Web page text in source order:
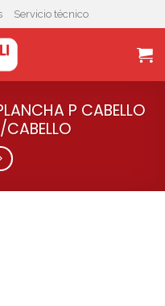
Servicio técnico
P CABELLO